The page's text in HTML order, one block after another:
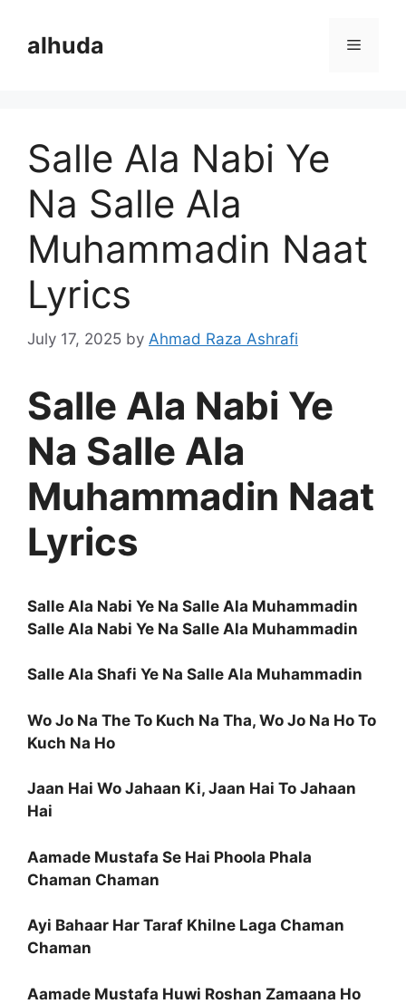
contentalhuda Menu
Salle Ala Nabi Ye
Na Salle Ala
Muhammadin Naat
Lyrics
July 17, 2025 by Ahmad Raza Ashrafi
Salle Ala Nabi Ye
Na Salle Ala
Muhammadin Naat
Lyrics
Salle Ala Nabi Ye Na Salle Ala Muhammadin
Salle Ala Nabi Ye Na Salle Ala Muhammadin
Salle Ala Shafi Ye Na Salle Ala Muhammadin
Wo Jo Na The To Kuch Na Tha, Wo Jo Na Ho To
Kuch Na Ho
Jaan Hai Wo Jahaan Ki, Jaan Hai To Jahaan
Hai
Aamade Mustafa Se Hai Phoola Phala
Chaman Chaman
Ayi Bahaar Har Taraf Khilne Laga Chaman
Chaman
Aamade Mustafa Huwi Roshan Zamaana Ho